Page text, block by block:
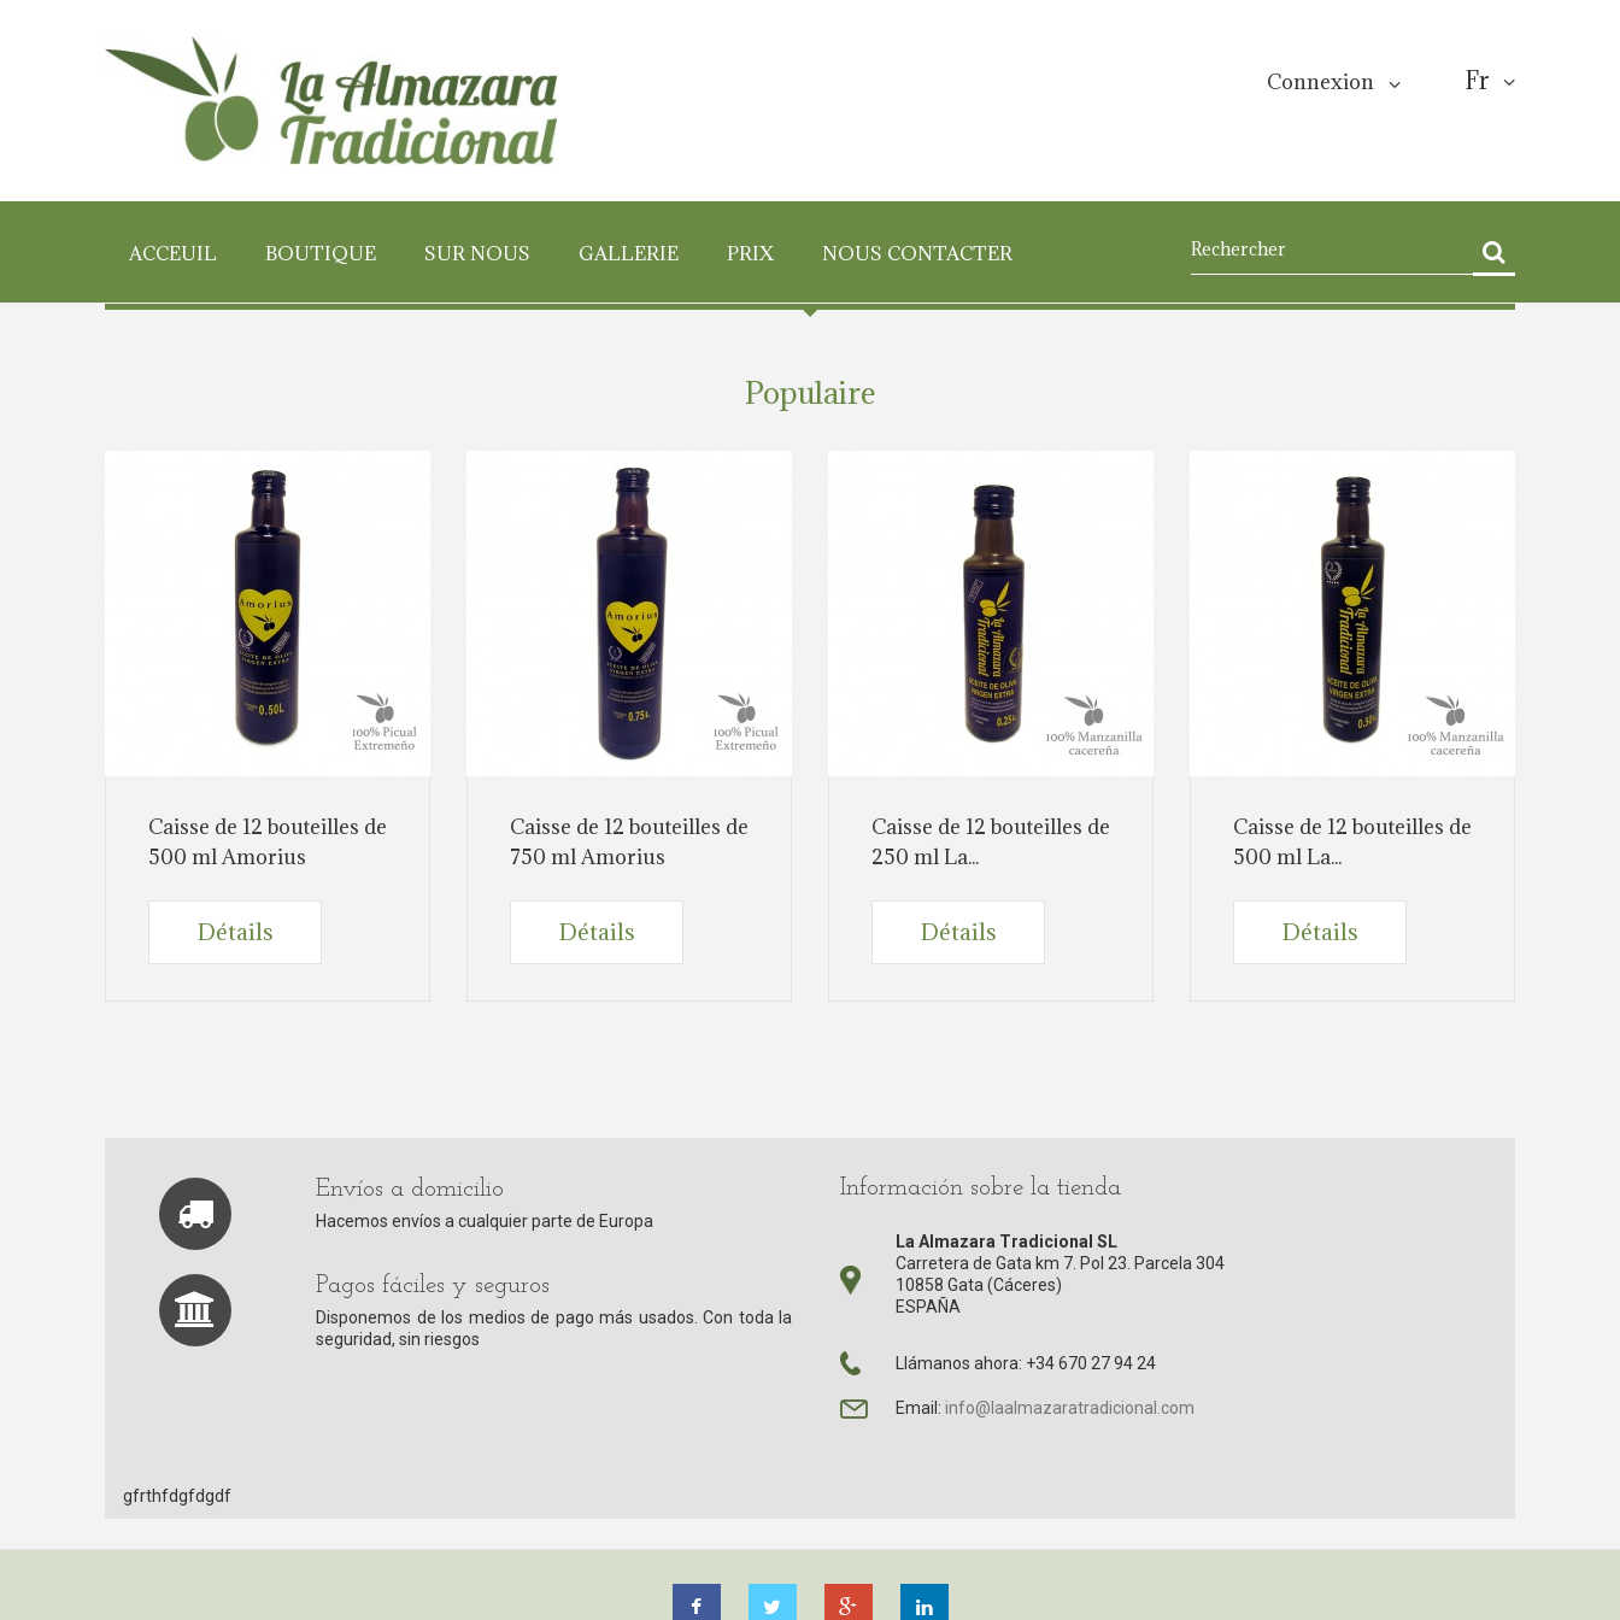
Fr
Connexion
ACCEUIL BOUTIQUE SUR NOUS GALLERIE PRIX NOUS CONTACTER
NOTRE ENVIRONNEMENT
Situé dans la Sierra de Gata, Extremadura
Populaire
Caisse de 12 bouteilles de
500 ml Amorius
Détails
Caisse de 12 bouteilles de
750 ml Amorius
Détails
Caisse de 12 bouteilles de
250 ml La...
Détails
Caisse de 12 bouteilles de
500 ml La...
Détails
Envíos a domicilio
Hacemos envíos a cualquier parte de Europa
Pagos fáciles y seguros
Disponemos de los medios de pago más usados. Con toda la
seguridad, sin riesgos
Información sobre la tienda
La Almazara Tradicional SL
Carretera de Gata km 7. Pol 23. Parcela 304
10858 Gata (Cáceres)
ESPAÑA
Llámanos ahora: +34 670 27 94 24
Email: info@laalmazaratradicional.com
gfrthfdgfdgdf